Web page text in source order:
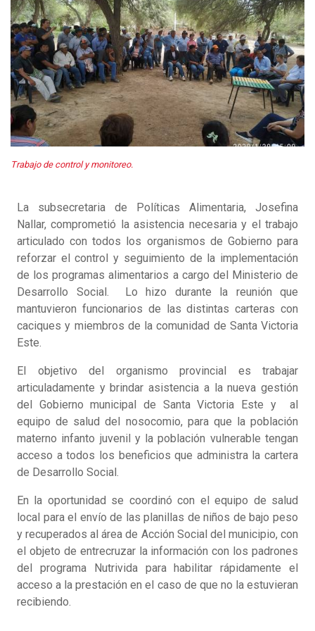
Trabajo de control y monitoreo.
La subsecretaria de Políticas Alimentaria, Josefina
Nallar, comprometió la asistencia necesaria y el trabajo
articulado con todos los organismos de Gobierno para
reforzar el control y seguimiento de la implementación
de los programas alimentarios a cargo del Ministerio de
Desarrollo Social. Lo hizo durante la reunión que
mantuvieron funcionarios de las distintas carteras con
caciques y miembros de la comunidad de Santa Victoria
Este.
El objetivo del organismo provincial es trabajar
articuladamente y brindar asistencia a la nueva gestión
del Gobierno municipal de Santa Victoria Este y al
equipo de salud del nosocomio, para que la población
materno infanto juvenil y la población vulnerable tengan
acceso a todos los beneficios que administra la cartera
de Desarrollo Social.
En la oportunidad se coordinó con el equipo de salud
local para el envío de las planillas de niños de bajo peso
y recuperados al área de Acción Social del municipio, con
el objeto de entrecruzar la información con los padrones
del programa Nutrivida para habilitar rápidamente el
acceso a la prestación en el caso de que no la estuvieran
recibiendo.